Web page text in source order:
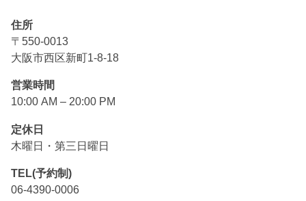
住所
〒550-0013
大阪市西区新町1-8-18
営業時間
10:00 AM – 20:00 PM
定休日
木曜日・第三日曜日
TEL(予約制)
06-4390-0006